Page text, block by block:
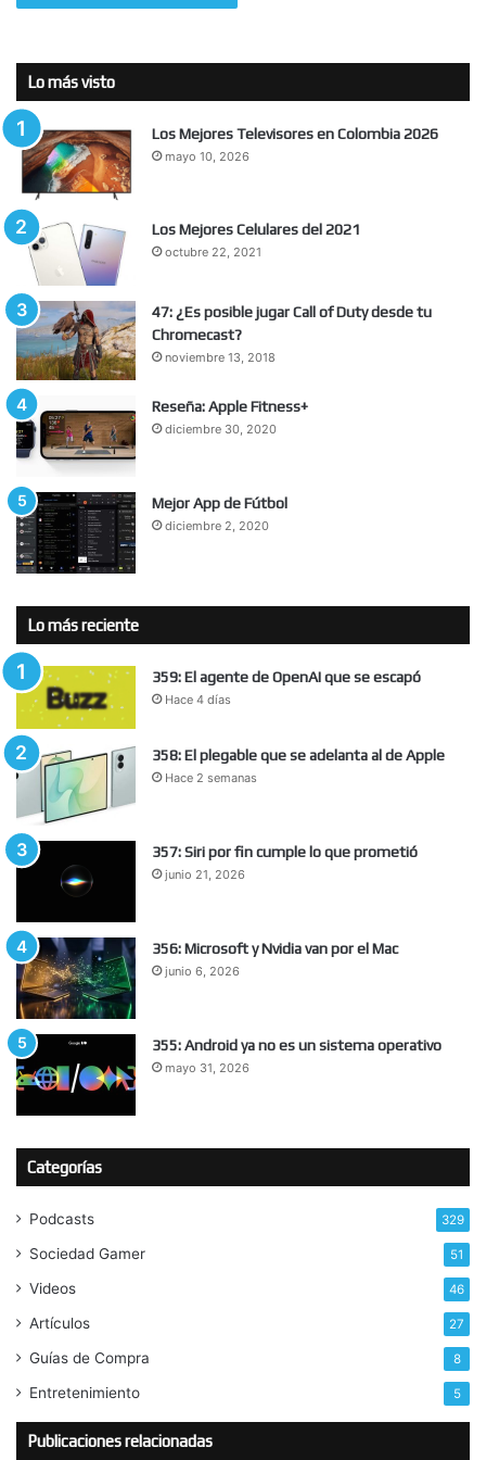
Lo más visto
Los Mejores Televisores en Colombia 2026
mayo 10, 2026
Los Mejores Celulares del 2021
octubre 22, 2021
47: ¿Es posible jugar Call of Duty desde tu
Chromecast?
noviembre 13, 2018
Reseña: Apple Fitness+
diciembre 30, 2020
Mejor App de Fútbol
diciembre 2, 2020
Lo más reciente
359: El agente de OpenAI que se escapó
Hace 4 días
358: El plegable que se adelanta al de Apple
Hace 2 semanas
357: Siri por fin cumple lo que prometió
junio 21, 2026
356: Microsoft y Nvidia van por el Mac
junio 6, 2026
355: Android ya no es un sistema operativo
mayo 31, 2026
Categorías
Podcasts 329
Sociedad Gamer 51
Videos 46
Artículos 27
Guías de Compra 8
Entretenimiento 5
Publicaciones relacionadas